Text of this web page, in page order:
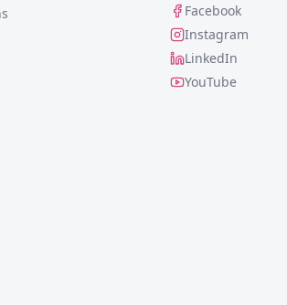
Facebook
Instagram
LinkedIn
YouTube